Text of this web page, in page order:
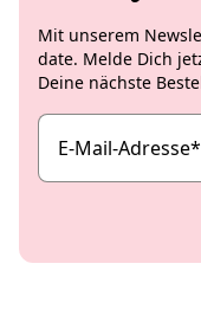
Mit unserem
date. Melde Dich
Deine nächste
E-Mail-Adresse*